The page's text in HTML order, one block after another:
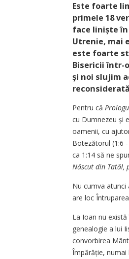
Este foarte
primele 18
face liniște
Utrenie, mai
este foarte
Bisericii într-
și noi slujim
Pentru că
cu Dumnezeu și
oamenii, cu
Botezătorul (1:6
ca 1:14 să ne
Născut din Tatăl,
Nu cumva
are loc
La Ioan nu
genealogie a lui
convorbirea
Împărăție, numai